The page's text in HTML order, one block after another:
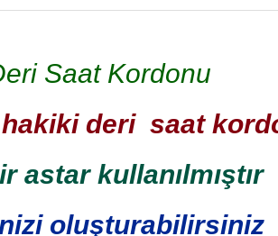
Saat Kordonu
deri saat
astar kullanılmıştır
oluşturabilirsiniz